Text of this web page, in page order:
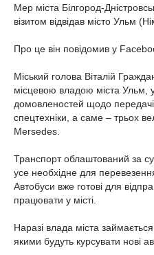
Мер міста Білгород-
візитом відвідав місто Ульм
Про це він повідомив у
Міський голова Віталій
місцевою владою міста Ульм,
домовленостей щодо передачі
спецтехніки, а саме – трьох
Mersedes.
Транспорт облаштований за
усе необхідне для
Автобуси вже готові для
працювати у місті.
Наразі влада міста
якими будуть курсувати нові